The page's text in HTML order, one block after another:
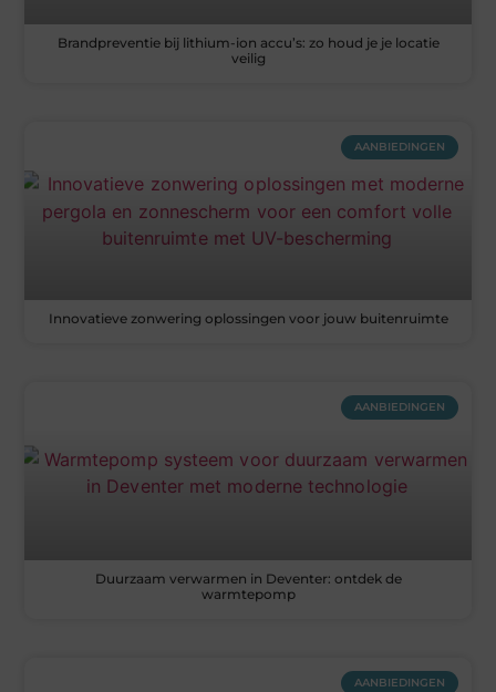
Brandpreventie bij lithium-ion accu’s: zo houd je je locatie
veilig
AANBIEDINGEN
Innovatieve zonwering oplossingen voor jouw buitenruimte
AANBIEDINGEN
Duurzaam verwarmen in Deventer: ontdek de
warmtepomp
AANBIEDINGEN